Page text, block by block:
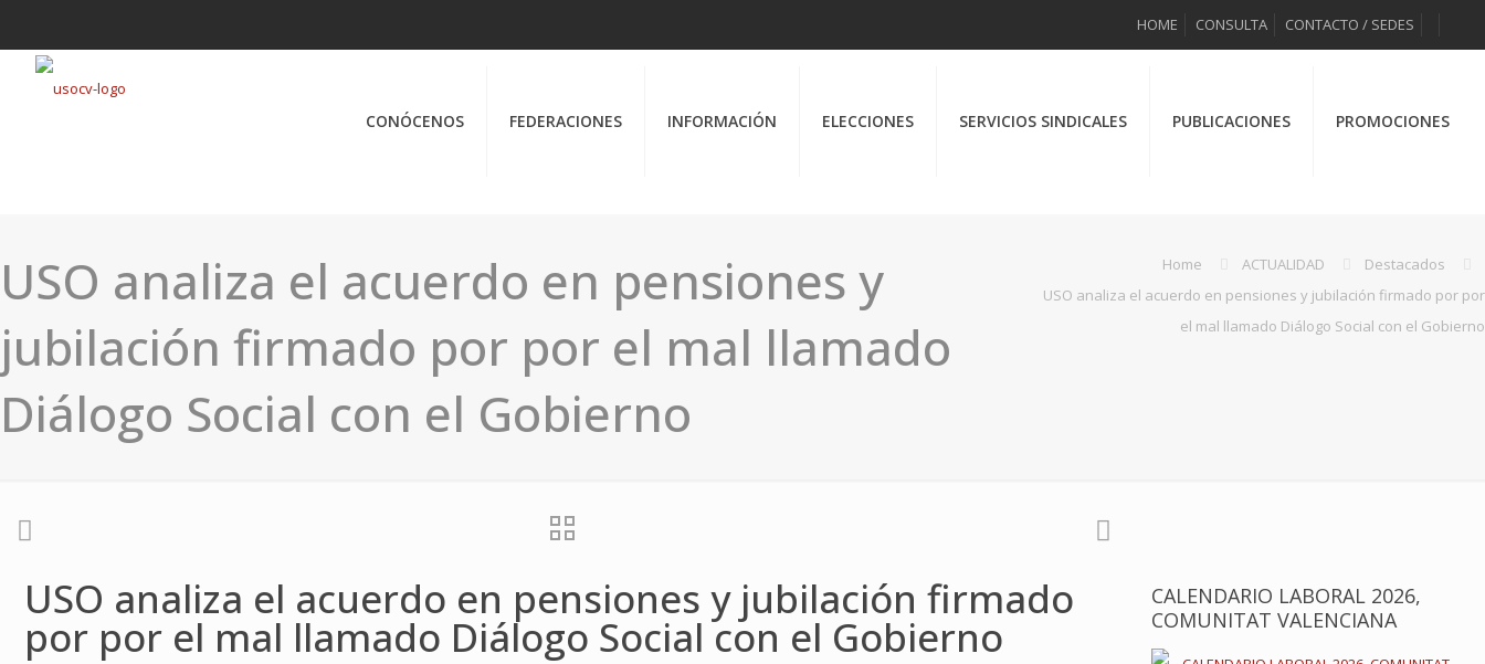
HOME CONSULTA CONTACTO / SEDES
CONÓCENOS FEDERACIONES INFORMACIÓN ELECCIONES SERVICIOS SINDICALES PUBLICACIONES PROMOCIONES
USO analiza el acuerdo en pensiones y
jubilación firmado por por el mal llamado
Diálogo Social con el Gobierno
Home ACTUALIDAD
Destacados
USO analiza el acuerdo en pensiones y jubilación firmado por por
el mal llamado Diálogo Social con el Gobierno
USO analiza el acuerdo en pensiones y jubilación firmado
por por el mal llamado Diálogo Social con el Gobierno
CALENDARIO LABORAL 2026,
COMUNITAT VALENCIANA